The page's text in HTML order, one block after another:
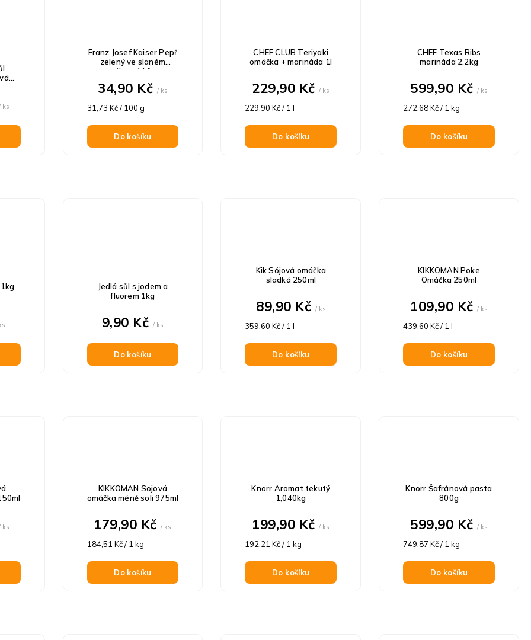
ks
Franz Josef Kaiser Pepř
zelený ve slaném
nálevu 110g
34,90 Kč / ks
Měrná
31,73 Kč / 100 g
Do košíku
CHEF CLUB Teriyaki
omáčka + marináda 1l
229,90 Kč/ ks
Měrná
229,90 Kč / 1 l
Do košíku
CHEF Texas Ribs
marináda 2,2kg
599,90 Kč/ ks
Měrná
272,68 Kč / 1 kg
Do košíku
Jedlá sůl s jodem a
fluorem 1kg
9,90 Kč / ks
Do košíku
Kik Sójová omáčka
sladká 250ml
89,90 Kč / ks
Měrná
359,60 Kč / 1 l
Do košíku
KIKKOMAN Poke
Omáčka 250ml
109,90 Kč/ ks
Měrná
439,60 Kč / 1 l
Do košíku
ks
KIKKOMAN Sojová
omáčka méně soli 975ml
179,90 Kč/ ks
Měrná
184,51 Kč / 1 kg
Do košíku
Knorr Aromat tekutý
1,040kg
199,90 Kč/ ks
Měrná
192,21 Kč / 1 kg
Do košíku
Knorr Šafránová pasta
800g
599,90 Kč/ ks
Měrná
749,87 Kč / 1 kg
Do košíku